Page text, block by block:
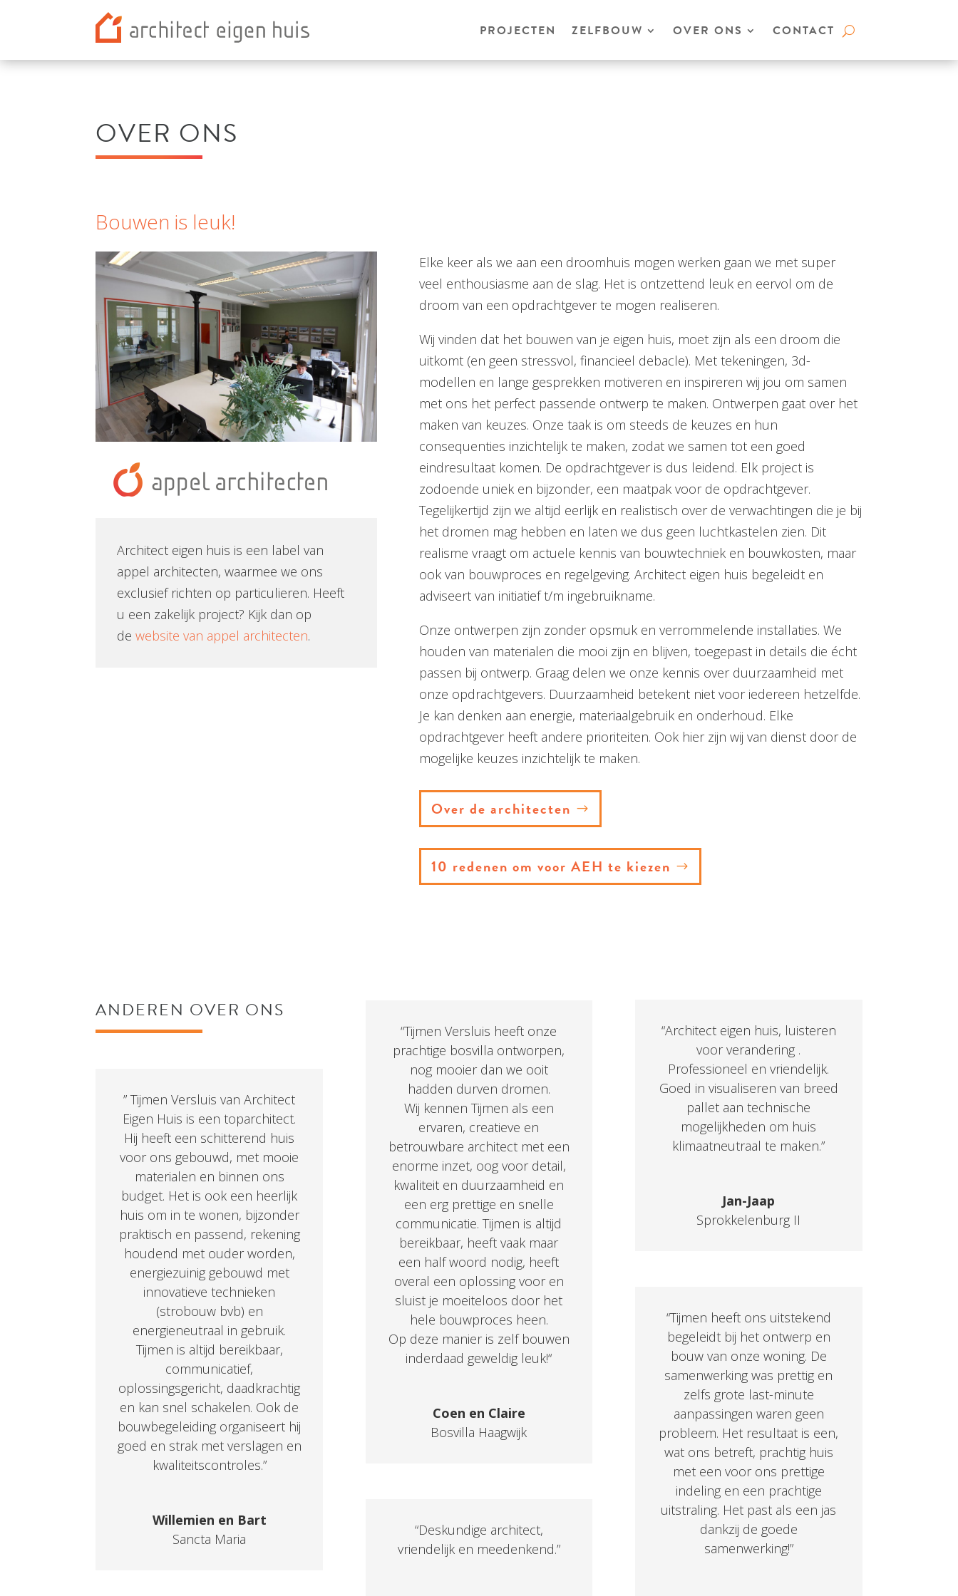
PROJECTEN ZELFBOUW OVER ONS CONTACT
OVER ONS
Bouwen is leuk!
Architect eigen huis is een label van
appel architecten, waarmee we ons
exclusief richten op particulieren. Heeft
u een zakelijk project? Kijk dan op
dewebsite van appel architecten.
Elke keer als we aan een droomhuis mogen werken gaan we met super
veel enthousiasme aan de slag. Het is ontzettend leuk en eervol om de
droom van een opdrachtgever te mogen realiseren.
Wij vinden dat het bouwen van je eigen huis, moet zijn als een droom die
uitkomt (en geen stressvol, financieel debacle). Met tekeningen, 3d-
modellen en lange gesprekken motiveren en inspireren wij jou om samen
met ons het perfect passende ontwerp te maken. Ontwerpen gaat over het
maken van keuzes. Onze taak is om steeds de keuzes en hun
consequenties inzichtelijk te maken, zodat we samen tot een goed
eindresultaat komen. De opdrachtgever is dus leidend. Elk project is
zodoende uniek en bijzonder, een maatpak voor de opdrachtgever.
Tegelijkertijd zijn we altijd eerlijk en realistisch over de verwachtingen die je bij
het dromen mag hebben en laten we dus geen luchtkastelen zien. Dit
realisme vraagt om actuele kennis van bouwtechniek en bouwkosten, maar
ook van bouwproces en regelgeving. Architect eigen huis begeleidt en
adviseert van initiatief t/m ingebruikname.
Onze ontwerpen zijn zonder opsmuk en verrommelende installaties. We
houden van materialen die mooi zijn en blijven, toegepast in details die écht
passen bij ontwerp. Graag delen we onze kennis over duurzaamheid met
onze opdrachtgevers. Duurzaamheid betekent niet voor iedereen hetzelfde.
Je kan denken aan energie, materiaalgebruik en onderhoud. Elke
opdrachtgever heeft andere prioriteiten. Ook hier zijn wij van dienst door de
mogelijke keuzes inzichtelijk te maken.
Over de architecten
10 redenen om voor AEH te kiezen
ANDEREN OVER ONS
” Tijmen Versluis van Architect
Eigen Huis is een toparchitect.
Hij heeft een schitterend huis
voor ons gebouwd, met mooie
materialen en binnen ons
budget. Het is ook een heerlijk
huis om in te wonen, bijzonder
praktisch en passend, rekening
houdend met ouder worden,
energiezuinig gebouwd met
innovatieve technieken
(strobouw bvb) en
energieneutraal in gebruik.
Tijmen is altijd bereikbaar,
communicatief,
oplossingsgericht, daadkrachtig
en kan snel schakelen. Ook de
bouwbegeleiding organiseert hij
goed en strak met verslagen en
kwaliteitscontroles.”
Willemien en Bart
Sancta Maria
“Tijmen Versluis heeft onze
prachtige bosvilla ontworpen,
nog mooier dan we ooit
hadden durven dromen.
Wij kennen Tijmen als een
ervaren, creatieve en
betrouwbare architect met een
enorme inzet, oog voor detail,
kwaliteit en duurzaamheid en
een erg prettige en snelle
communicatie. Tijmen is altijd
bereikbaar, heeft vaak maar
een half woord nodig, heeft
overal een oplossing voor en
sluist je moeiteloos door het
hele bouwproces heen.
Op deze manier is zelf bouwen
inderdaad geweldig leuk!“
Coen en Claire
Bosvilla Haagwijk
“Deskundige architect,
vriendelijk en meedenkend.”
“Architect eigen huis, luisteren
voor verandering .
Professioneel en vriendelijk.
Goed in visualiseren van breed
pallet aan technische
mogelijkheden om huis
klimaatneutraal te maken.”
Jan-Jaap
Sprokkelenburg II
“Tijmen heeft ons uitstekend
begeleidt bij het ontwerp en
bouw van onze woning. De
samenwerking was prettig en
zelfs grote last-minute
aanpassingen waren geen
probleem. Het resultaat is een,
wat ons betreft, prachtig huis
met een voor ons prettige
indeling en een prachtige
uitstraling. Het past als een jas
dankzij de goede
samenwerking!”